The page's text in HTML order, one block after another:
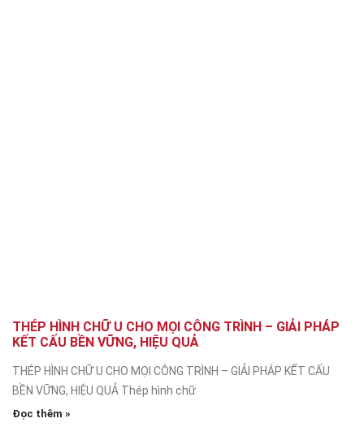
THÉP HÌNH CHỮ U CHO MỌI CÔNG TRÌNH – GIẢI PHÁP
KẾT CẤU BỀN VỮNG, HIỆU QUẢ
THÉP HÌNH CHỮ U CHO MỌI CÔNG TRÌNH – GIẢI PHÁP KẾT CẤU
BỀN VỮNG, HIỆU QUẢ Thép hình chữ
Đọc thêm »